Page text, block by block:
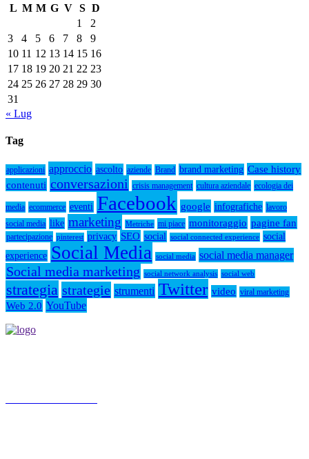
L M M G V S D
1
2
3
4 5 6 7 8
9
10 11 12 13 14 15 16
17 18 19 20 21 22 23
24 25 26 27 28 29 30
31
« Lug
Tag
applicazioni approccio ascolto aziende Brand brand marketing Case history
contenuti conversazioni crisis management cultura aziendale ecologia dei
media ecommerce eventi Facebook google infografiche lavoro
social media like marketing Metriche mi piace monitoraggio pagine fan
partecipazione pinterest privacy SEO social social connected experience social
experience Social Media social media social media manager
Social media marketing social network analysis social web
strategia strategie strumenti Twitter video viral marketing
Web 2.0 YouTube